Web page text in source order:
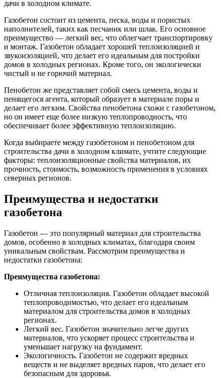
дачи в холодном климате.
Газобетон состоит из цемента, песка, воды и пористых
наполнителей, таких как песчаник или шлак. Его основное
преимущество — легкий вес, что облегчает транспортировку
и монтаж. Газобетон обладает хорошей теплоизоляцией и
звукоизоляцией, что делает его идеальным для постройки
домов в холодных регионах. Кроме того, он экологически
чистый и не горючий материал.
Пенобетон же представляет собой смесь цемента, воды и
пенящегося агента, который образует в материале поры и
делает его легким. Свойства пенобетона схожи с газобетоном,
но он имеет еще более низкую теплопроводность, что
обеспечивает более эффективную теплоизоляцию.
Когда выбираете между газобетоном и пенобетоном для
строительства дачи в холодном климате, учтите следующие
факторы: теплоизоляционные свойства материалов, их
прочность, стоимость, возможность применения в условиях
северных регионов.
Преимущества и недостатки
газобетона
Газобетон — это популярный материал для строительства
домов, особенно в холодных климатах, благодаря своим
уникальным свойствам. Рассмотрим преимущества и
недостатки газобетона:
Преимущества газобетона:
Отличная теплоизоляция. Газобетон обладает высокой
теплопроводимостью, что делает его идеальным
материалом для строительства домов в холодных
регионах.
Легкий вес. Газобетон значительно легче других
материалов, что ускоряет процесс строительства и
уменьшает нагрузку на фундамент.
Экологичность. Газобетон не содержит вредных
веществ и не выделяет вредных паров, что делает его
безопасным для здоровья.